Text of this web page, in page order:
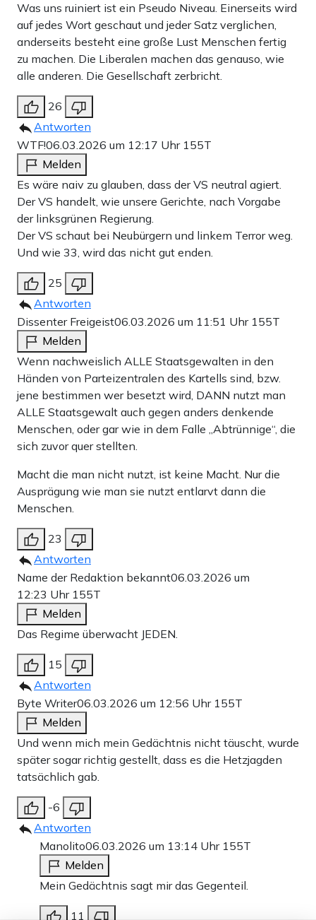
Was uns ruiniert ist ein Pseudo Niveau. Einerseits wird
auf jedes Wort geschaut und jeder Satz verglichen,
anderseits besteht eine große Lust Menschen fertig
zu machen. Die Liberalen machen das genauso, wie
alle anderen. Die Gesellschaft zerbricht.
26
Antworten
WTF!06.03.2026 um 12:17 Uhr 155T
Melden
Es wäre naiv zu glauben, dass der VS neutral agiert.
Der VS handelt, wie unsere Gerichte, nach Vorgabe
der linksgrünen Regierung.
Der VS schaut bei Neubürgern und linkem Terror weg.
Und wie 33, wird das nicht gut enden.
25
Antworten
Dissenter Freigeist06.03.2026 um 11:51 Uhr 155T
Melden
Wenn nachweislich ALLE Staatsgewalten in den
Händen von Parteizentralen des Kartells sind, bzw.
jene bestimmen wer besetzt wird, DANN nutzt man
ALLE Staatsgewalt auch gegen anders denkende
Menschen, oder gar wie in dem Falle „Abtrünnige“, die
sich zuvor quer stellten.
Macht die man nicht nutzt, ist keine Macht. Nur die
Ausprägung wie man sie nutzt entlarvt dann die
Menschen.
23
Antworten
Name der Redaktion bekannt06.03.2026 um
12:23 Uhr 155T
Melden
Das Regime überwacht JEDEN.
15
Antworten
Byte Writer06.03.2026 um 12:56 Uhr 155T
Melden
Und wenn mich mein Gedächtnis nicht täuscht, wurde
später sogar richtig gestellt, dass es die Hetzjagden
tatsächlich gab.
-6
Antworten
Manolito06.03.2026 um 13:14 Uhr 155T
Melden
Mein Gedächtnis sagt mir das Gegenteil.
11